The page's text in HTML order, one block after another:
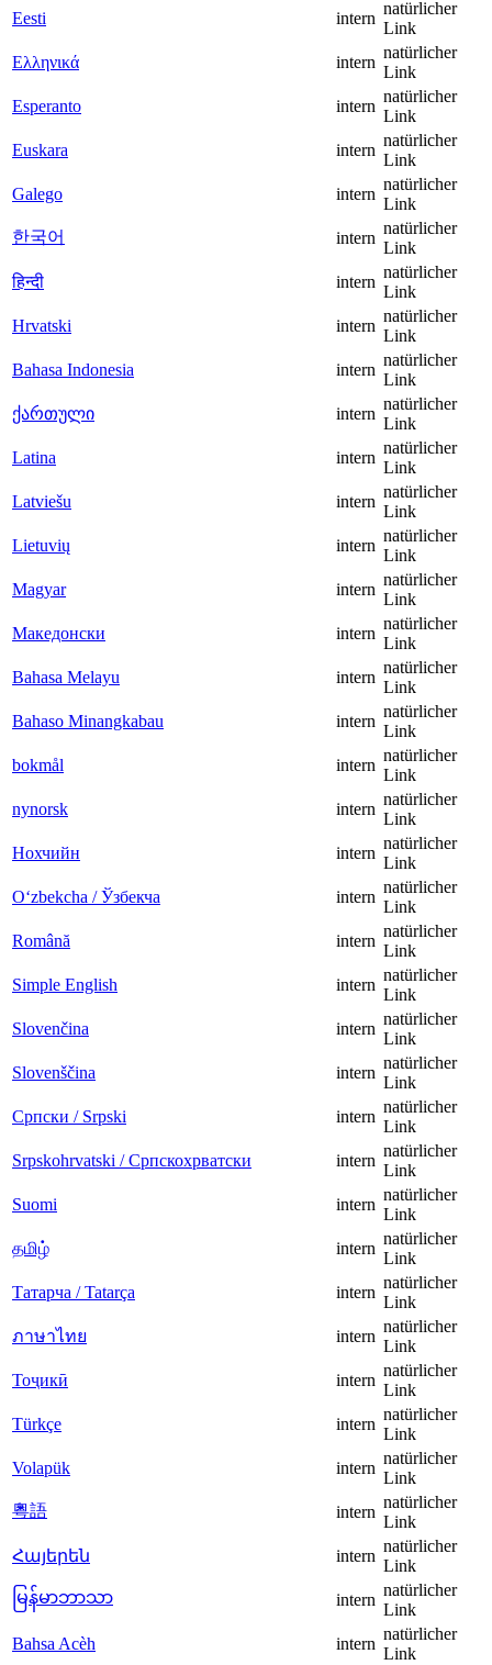
Eesti intern
natürlicher
Link
Ελληνικά
intern
natürlicher
Link
Esperanto
intern
natürlicher
Link
Euskara
intern
natürlicher
Link
Galego
intern
natürlicher
Link
한국어
intern
natürlicher
Link
हिन्दी
intern
natürlicher
Link
Hrvatski
intern
natürlicher
Link
Bahasa Indonesia
intern
natürlicher
Link
ქართული
intern
natürlicher
Link
Latina
intern
natürlicher
Link
Latviešu
intern
natürlicher
Link
Lietuvių
intern
natürlicher
Link
Magyar
intern
natürlicher
Link
Македонски
intern
natürlicher
Link
Bahasa Melayu
intern
natürlicher
Link
Bahaso Minangkabau
intern
natürlicher
Link
bokmål
intern
natürlicher
Link
nynorsk
intern
natürlicher
Link
Нохчийн
intern
natürlicher
Link
Oʻzbekcha / Ўзбекча
intern
natürlicher
Link
Română
intern
natürlicher
Link
Simple English
intern
natürlicher
Link
Slovenčina
intern
natürlicher
Link
Slovenščina
intern
natürlicher
Link
Српски / Srpski
intern
natürlicher
Link
Srpskohrvatski / Српскохрватски
intern
natürlicher
Link
Suomi
intern
natürlicher
Link
தமிழ்
intern
natürlicher
Link
Татарча / Tatarça
intern
natürlicher
Link
ภาษาไทย
intern
natürlicher
Link
Тоҷикӣ
intern
natürlicher
Link
Türkçe
intern
natürlicher
Link
Volapük
intern
natürlicher
Link
粵語
intern
natürlicher
Link
Հայերեն
intern
natürlicher
Link
မြန်မာဘာသာ
intern
natürlicher
Link
Bahsa Acèh
intern
natürlicher
Link